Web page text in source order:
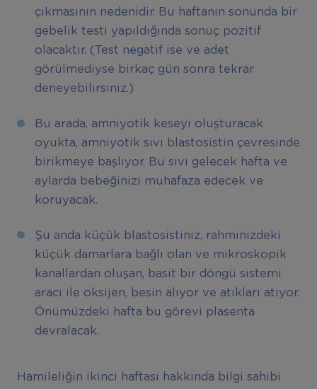
çıkmasının nedenidir. Bu haftanın sonunda bir
gebelik testi yapıldığında sonuç pozitif
olacaktır. (Test negatif ise ve adet
görülmediyse birkaç gün sonra tekrar
deneyebilirsiniz.)
Bu arada, amniyotik keseyi oluşturacak
oyukta, amniyotik sıvı blastosistin çevresinde
birikmeye başlıyor. Bu sıvı gelecek hafta ve
aylarda bebeğinizi muhafaza edecek ve
koruyacak.
Şu anda küçük blastosistiniz, rahminizdeki
küçük damarlara bağlı olan ve mikroskopik
kanallardan oluşan, basit bir döngü sistemi
aracı ile oksijen, besin alıyor ve atıkları atıyor.
Önümüzdeki hafta bu görevi plasenta
devralacak.
Hamileliğin ikinci haftası hakkında bilgi sahibi